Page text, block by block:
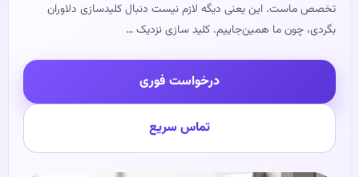
تخصص ماست. این یعنی دیگه لازم نیست دنبال کلیدسازی دلاوران
بگردی، چون ما همین‌جاییم. کلید سازی نزدیک …
درخواست فوری
تماس سریع